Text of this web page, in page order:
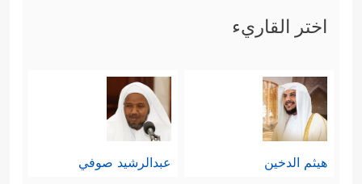
اختر القاريء
هيثم الدخين عبدالرشيد صوفي